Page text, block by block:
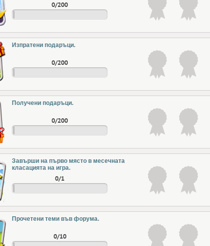
0/200
Изпратени подаръци.
0/200
Получени подаръци.
0/200
Завърши на първо място в месечната
класацията на игра.
0/1
Прочетени теми във форума.
0/10